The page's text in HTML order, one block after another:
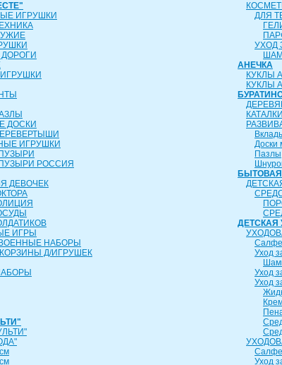
ИГРУШКИ
ДОСКИ
ИГРУШКИ
РОССИЯ
ДЕВОЧЕК
ИГРЫ
НАБОРЫ
Д/ИГРУШЕК
ДЛЯ
УХОД
АНЕЧКА
КУКЛЫ
КУКЛЫ
КАТАЛКИ
Доски
Пазлы
ДЕТСКАЯ
Уход
Уход
Уход
Уход